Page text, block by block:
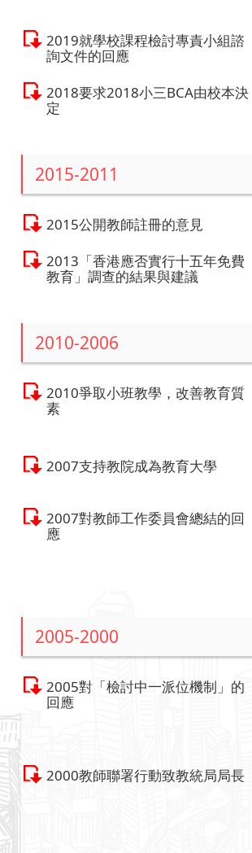
2019就學校課程檢討專責小組諮
詢文件的回應
2018要求2018小三BCA由校本決
定
2015-2011
2015公開教師註冊的意見
2013「香港應否實行十五年免費
教育」調查的結果與建議
2010-2006
2010爭取小班教學，改善教育質
素
2007支持教院成為教育大學
2007對教師工作委員會總結的回
應
2005-2000
2005對「檢討中一派位機制」的
回應
2000教師聯署行動致教統局局長